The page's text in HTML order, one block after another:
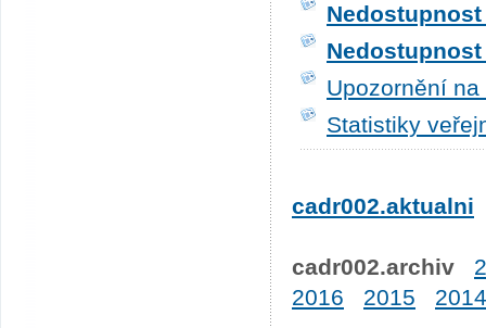
Upozornění
Statistiky
cadr002.aktualni
cadr002.archiv
2016
2015 2014